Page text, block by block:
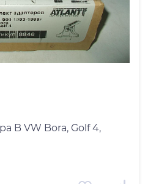
B VW Bora, Golf 4,